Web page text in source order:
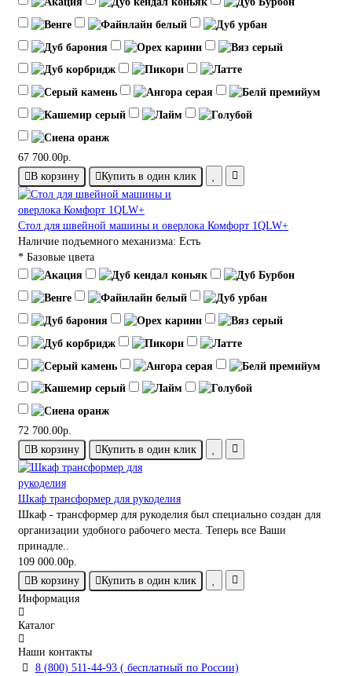
67 700.00р.
В корзину
Купить в один клик
Стол для швейной машины и оверлока Комфорт 1QLW+
Наличие подъемного механизма: Есть
* Базовые цвета
72 700.00р.
В корзину
Купить в один клик
Шкаф трансформер для рукоделия
Шкаф - трансформер для рукоделия был специально создан для
организации удобного рабочего места. Теперь все Ваши
принадле..
109 000.00р.
В корзину
Купить в один клик
Информация
Каталог
Наши контакты
8 (800) 511-44-93 ( бесплатный по России)